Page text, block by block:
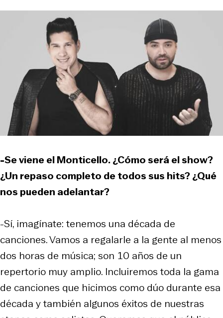
-Se viene el Monticello. ¿Cómo será el show?
¿Un repaso completo de todos sus hits? ¿Qué
nos pueden adelantar?
-Sí, imagínate: tenemos una década de
canciones. Vamos a regalarle a la gente al menos
dos horas de música; son 10 años de un
repertorio muy amplio. Incluiremos toda la gama
de canciones que hicimos como dúo durante esa
década y también algunos éxitos de nuestras